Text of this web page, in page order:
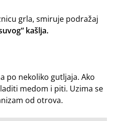
grla, smiruje podražaj
kašlja.
po nekoliko gutljaja. Ako
medom i piti. Uzima se
od otrova.